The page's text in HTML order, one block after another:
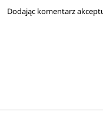
Dodając komentarz